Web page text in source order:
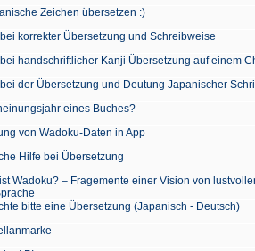
Zeichen übersetzen :)
korrekter Übersetzung und Schreibweise
handschriftlicher Kanji Übersetzung auf einem
der Übersetzung und Deutung Japanischer
eines Buches?
von Wadoku-Daten in App
Hilfe bei Übersetzung
Wadoku? – Fragemente einer Vision von
bitte eine Übersetzung (Japanisch - Deutsch)